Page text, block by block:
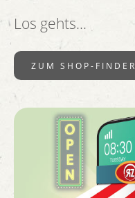
Los gehts...
ZUM SHOP-FINDER